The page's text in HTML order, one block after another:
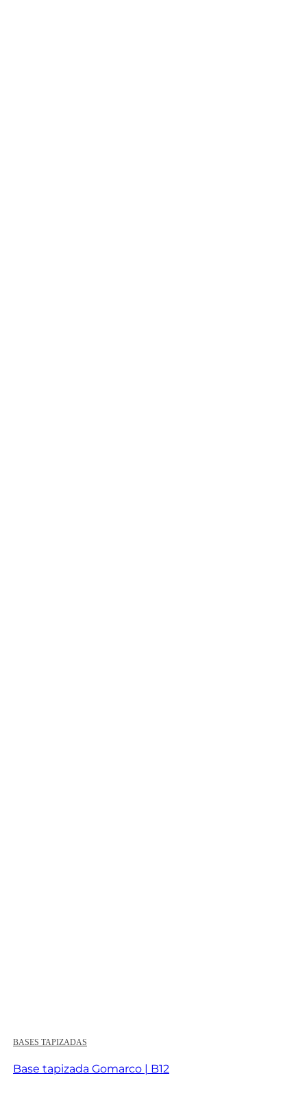
BASES TAPIZADAS
Base tapizada Gomarco | B12